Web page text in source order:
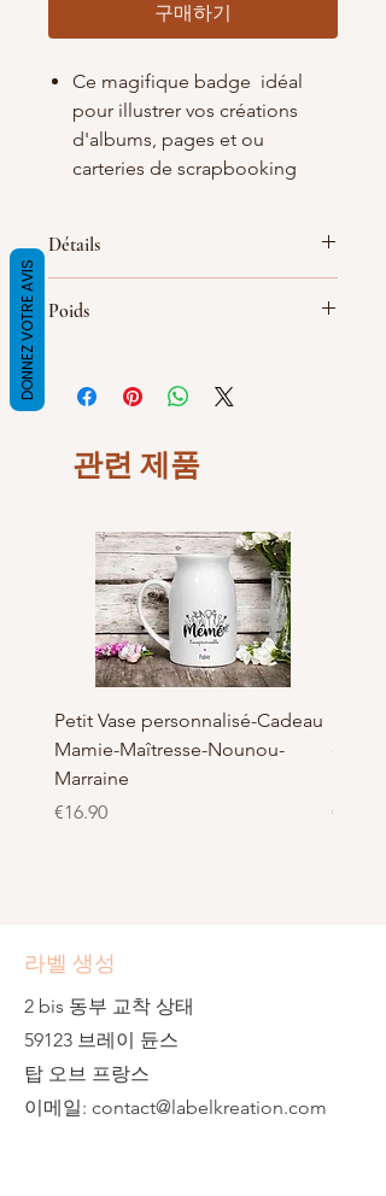
구매하기
Ce magifique badge idéal
pour illustrer vos créations
d'albums, pages et ou
carteries de scrapbooking
Détails
Pour Protéger l'image, Ce format est
Dimensions : 25mm
LaBelKréation designer by
Poids
관련 제품
Petit Vase personnalisé-Cadeau
Mamie-Maîtresse-Nounou-
Marraine
가격
€16.90
가격
€23.50
라벨 생성
2 bis 동부 교착 상태
59123 브레이 듄스
탑 오브 프랑스
이메일: contact@labelkreation.com
DONNEZ VOTRE AVIS